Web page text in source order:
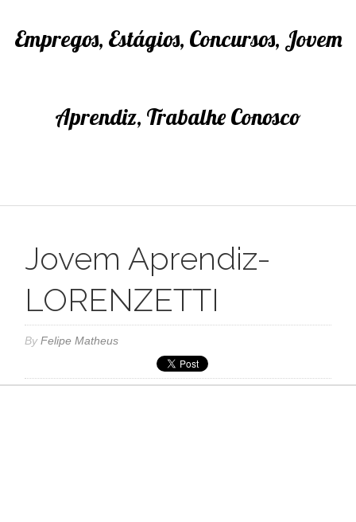
Empregos, Estágios, Concursos, Jovem
Aprendiz, Trabalhe Conosco
Jovem Aprendiz-
LORENZETTI
ByFelipe Matheus